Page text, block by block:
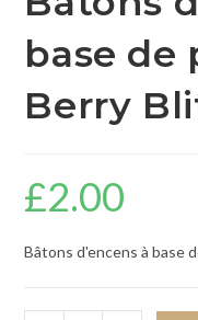
base de
Berry
£2.00
Bâtons d'encens à base